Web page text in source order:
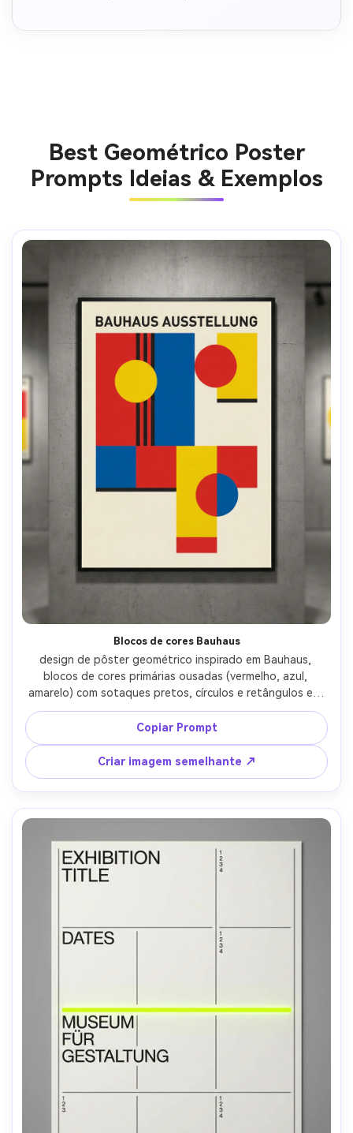
Best Geométrico Poster
Prompts Ideias & Exemplos
Blocos de cores Bauhaus
design de pôster geométrico inspirado em Bauhaus,
blocos de cores primárias ousadas (vermelho, azul,
amarelo) com sotaques pretos, círculos e retângulos em
equilíbrio dinâmico, espaço negativo forte, textura sutil
de grão de papel, layout modernista, área mínima de
manchete sans-serif, aparência vetorial pronta para
impressão, bordas limpas, alto contraste, estética de
pôster de galeria contemporânea, lente de 85mm,
profundidade de campo rasa, iluminação cinematográfica
suave-AR 4:5
Copiar Prompt
Criar imagem semelhante ↗